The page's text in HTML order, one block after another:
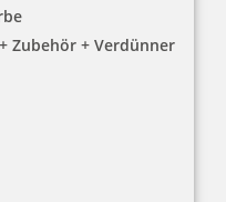
Zubehör + Verdünner